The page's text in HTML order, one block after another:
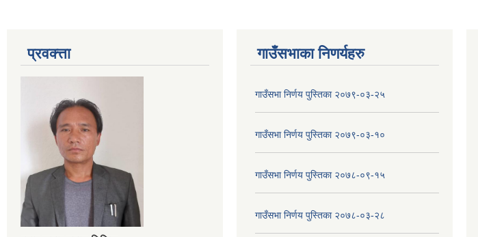
प्रवक्त्ता गाउँसभाका निणर्यहरु
गाउँसभा निर्णय पुस्तिका २०७९-०३-२५
गाउँसभा निर्णय पुस्तिका २०७९-०३-१०
गाउँसभा निर्णय पुस्तिका २०७८-०९-१५
गाउँसभा निर्णय पुस्तिका २०७८-०३-२८